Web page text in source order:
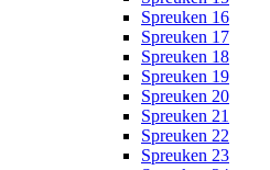
Spreuken 16
Spreuken 17
Spreuken 18
Spreuken 19
Spreuken 20
Spreuken 21
Spreuken 22
Spreuken 23